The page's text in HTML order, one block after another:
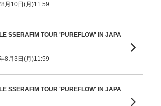
月10日(月)11:59
SSERAFIM TOUR 'PUREFLOW' IN JAPA
8月3日(月)11:59
SSERAFIM TOUR 'PUREFLOW' IN JAPA